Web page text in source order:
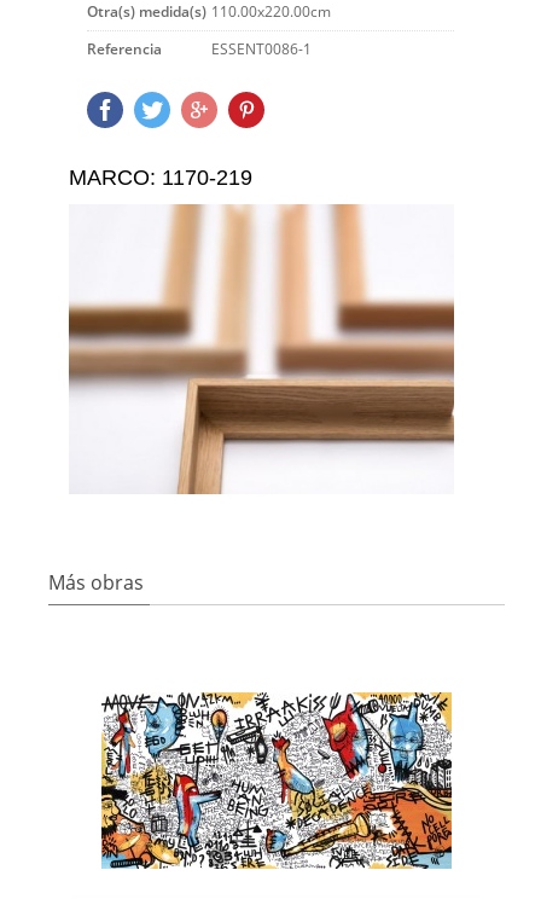
Otra(s) medida(s) 110.00x220.00cm
Referencia
ESSENT0086-1
MARCO: 1170-219
Más obras